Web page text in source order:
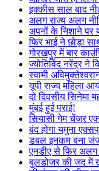
इक्कीस साल बाद
अलग राज्य अलग
अपनों के निशाने पर
फिर भाई ने छोड़ा
गोरखपुर में बार
ज्योतिर्विद नरेंद्र ने
स्वामी
यूपी राज्य महिला
दो दिवसीय सिनेमा
मुंबई हुई पराई!
सियासी गेम चेंजर
बंद होगा यमुना
डबल इनकम बना
एनडीए से फिर अलग
बुलडोजर की जद में